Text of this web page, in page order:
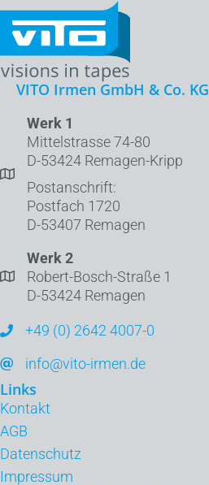
VITO Irmen GmbH & Co. KG
Werk 1
Mittelstrasse 74-80
D-53424 Remagen-Kripp
Postanschrift:
Postfach 1720
D-53407 Remagen
Werk 2
Robert-Bosch-Straße 1
D-53424 Remagen
+49 (0) 2642 4007-0
info@vito-irmen.de
Links
Kontakt
AGB
Datenschutz
Impressum